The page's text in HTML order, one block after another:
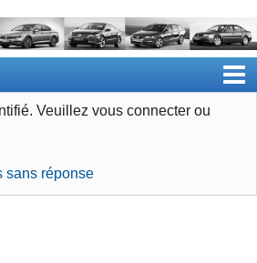
Veuillez vous connecter ou
sans réponse